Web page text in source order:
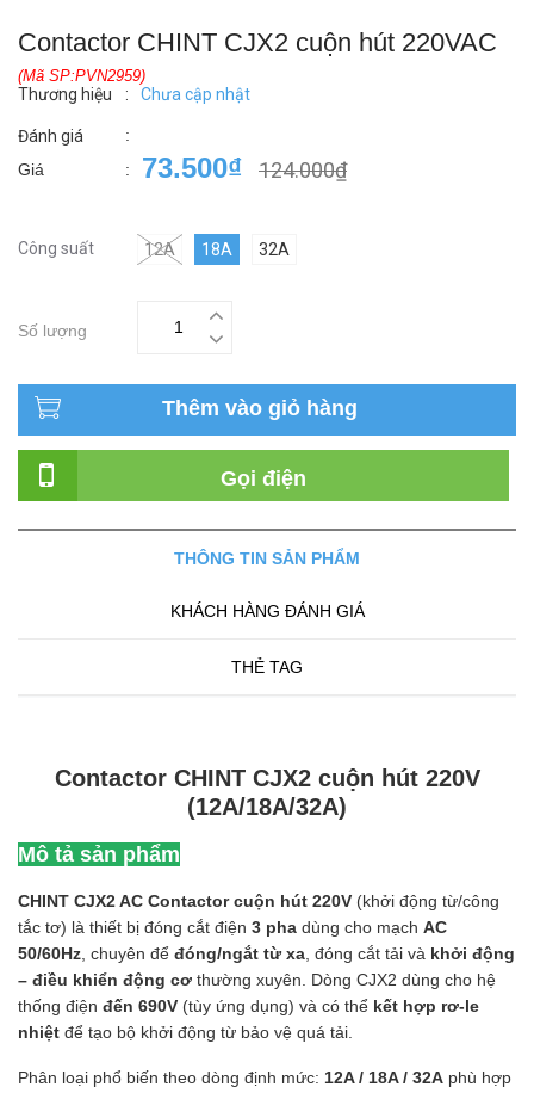
Contactor CHINT CJX2 cuộn hút 220VAC
(Mã SP:PVN2959)
Thương hiệu : Chưa cập nhật
Đánh giá
:
Giá
: 73.500₫ 124.000₫
Công suất 12A 18A 32A
Số lượng
Thêm vào giỏ hàng
Gọi điện
THÔNG TIN SẢN PHẨM
KHÁCH HÀNG ĐÁNH GIÁ
THẺ TAG
Contactor CHINT CJX2 cuộn hút 220V
(12A/18A/32A)
Mô tả sản phẩm
CHINT CJX2 AC Contactor cuộn hút 220V (khởi động từ/công
tắc tơ) là thiết bị đóng cắt điện 3 pha dùng cho mạch AC
50/60Hz , chuyên để đóng/ngắt từ xa , đóng cắt tải và khởi động
– điều khiển động cơ thường xuyên. Dòng CJX2 dùng cho hệ
thống điện đến 690V (tùy ứng dụng) và có thể kết hợp rơ-le
nhiệt để tạo bộ khởi động từ bảo vệ quá tải.
Phân loại phổ biến theo dòng định mức: 12A / 18A / 32A phù hợp